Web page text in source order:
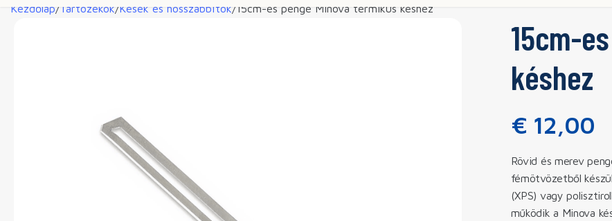
Kezdőlap Tartozékok Kések és hosszabbítók 15cm-es penge Minova termikus késhez
15cm-
késhez
€ 12,00
Rövid és merev
fémötvözetből
(XPS) vagy
működik a Minova